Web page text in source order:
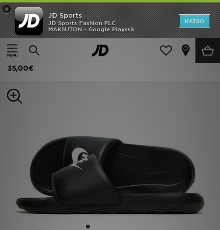
×
JD Sports
JD Sports Fashion PLC
MAKSUTON - Google Playssä
KATSO
Etusivu
Naiset Naisten kengät Tennarit
Nike Victori One -sandaalit Naiset
35,00€
Etusivu
Ale
Miehet
Tuotemerkit
Inspiroidu